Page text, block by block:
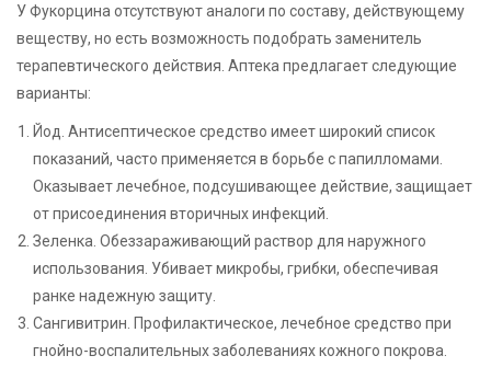
У Фукорцина отсутствуют аналоги по составу, действующему
веществу, но есть возможность подобрать заменитель
терапевтического действия. Аптека предлагает следующие
варианты:
Йод. Антисептическое средство имеет широкий список
показаний, часто применяется в борьбе с папилломами.
Оказывает лечебное, подсушивающее действие, защищает
от присоединения вторичных инфекций.
Зеленка. Обеззараживающий раствор для наружного
использования. Убивает микробы, грибки, обеспечивая
ранке надежную защиту.
Сангивитрин. Профилактическое, лечебное средство при
гнойно-воспалительных заболеваниях кожного покрова.